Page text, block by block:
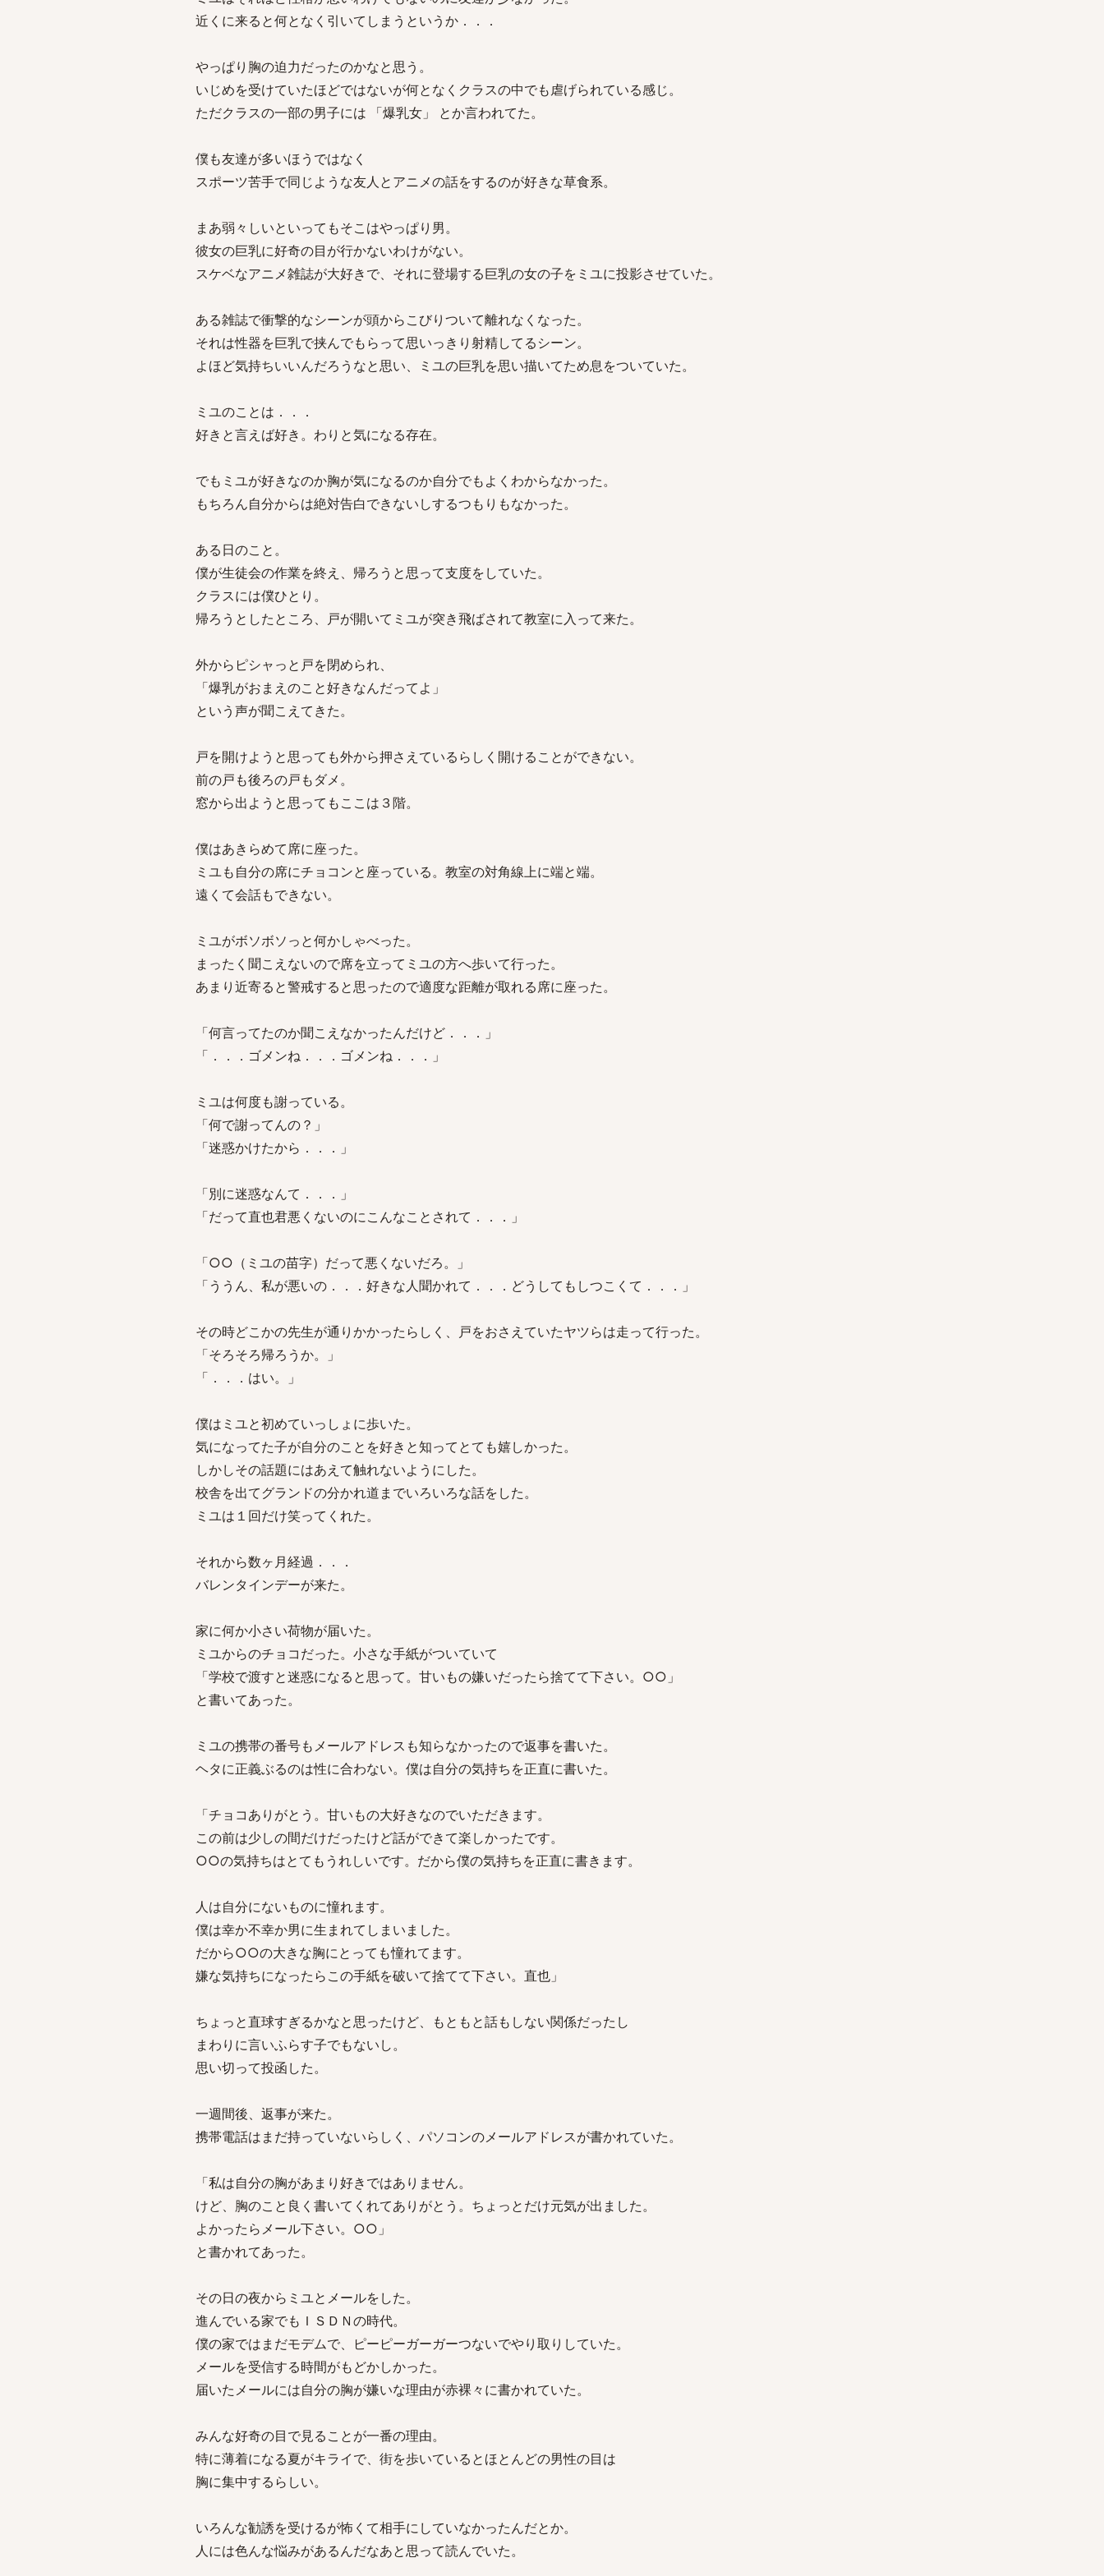
近くに来ると何となく引いてしまうというか．．．
やっぱり胸の迫力だったのかなと思う。
いじめを受けていたほどではないが何となくクラスの中でも虐げられている感じ。
ただクラスの一部の男子には 「爆乳女」 とか言われてた。
僕も友達が多いほうではなく
スポーツ苦手で同じような友人とアニメの話をするのが好きな草食系。
まあ弱々しいといってもそこはやっぱり男。
彼女の巨乳に好奇の目が行かないわけがない。
スケベなアニメ雑誌が大好きで、それに登場する巨乳の女の子をミユに投影させていた。
ある雑誌で衝撃的なシーンが頭からこびりついて離れなくなった。
それは性器を巨乳で挟んでもらって思いっきり射精してるシーン。
よほど気持ちいいんだろうなと思い、ミユの巨乳を思い描いてため息をついていた。
ミユのことは．．．
好きと言えば好き。わりと気になる存在。
でもミユが好きなのか胸が気になるのか自分でもよくわからなかった。
もちろん自分からは絶対告白できないしするつもりもなかった。
ある日のこと。
僕が生徒会の作業を終え、帰ろうと思って支度をしていた。
クラスには僕ひとり。
帰ろうとしたところ、戸が開いてミユが突き飛ばされて教室に入って来た。
外からピシャっと戸を閉められ、
「爆乳がおまえのこと好きなんだってよ」
という声が聞こえてきた。
戸を開けようと思っても外から押さえているらしく開けることができない。
前の戸も後ろの戸もダメ。
窓から出ようと思ってもここは３階。
僕はあきらめて席に座った。
ミユも自分の席にチョコンと座っている。教室の対角線上に端と端。
遠くて会話もできない。
ミユがボソボソっと何かしゃべった。
まったく聞こえないので席を立ってミユの方へ歩いて行った。
あまり近寄ると警戒すると思ったので適度な距離が取れる席に座った。
「何言ってたのか聞こえなかったんだけど．．．」
「．．．ゴメンね．．．ゴメンね．．．」
ミユは何度も謝っている。
「何で謝ってんの？」
「迷惑かけたから．．．」
「別に迷惑なんて．．．」
「だって直也君悪くないのにこんなことされて．．．」
「○○（ミユの苗字）だって悪くないだろ。」
「ううん、私が悪いの．．．好きな人聞かれて．．．どうしてもしつこくて．．．」
その時どこかの先生が通りかかったらしく、戸をおさえていたヤツらは走って行った。
「そろそろ帰ろうか。」
「．．．はい。」
僕はミユと初めていっしょに歩いた。
気になってた子が自分のことを好きと知ってとても嬉しかった。
しかしその話題にはあえて触れないようにした。
校舎を出てグランドの分かれ道までいろいろな話をした。
ミユは１回だけ笑ってくれた。
それから数ヶ月経過．．．
バレンタインデーが来た。
家に何か小さい荷物が届いた。
ミユからのチョコだった。小さな手紙がついていて
「学校で渡すと迷惑になると思って。甘いもの嫌いだったら捨てて下さい。○○」
と書いてあった。
ミユの携帯の番号もメールアドレスも知らなかったので返事を書いた。
ヘタに正義ぶるのは性に合わない。僕は自分の気持ちを正直に書いた。
「チョコありがとう。甘いもの大好きなのでいただきます。
この前は少しの間だけだったけど話ができて楽しかったです。
○○の気持ちはとてもうれしいです。だから僕の気持ちを正直に書きます。
人は自分にないものに憧れます。
僕は幸か不幸か男に生まれてしまいました。
だから○○の大きな胸にとっても憧れてます。
嫌な気持ちになったらこの手紙を破いて捨てて下さい。直也」
ちょっと直球すぎるかなと思ったけど、もともと話もしない関係だったし
まわりに言いふらす子でもないし。
思い切って投函した。
一週間後、返事が来た。
携帯電話はまだ持っていないらしく、パソコンのメールアドレスが書かれていた。
「私は自分の胸があまり好きではありません。
けど、胸のこと良く書いてくれてありがとう。ちょっとだけ元気が出ました。
よかったらメール下さい。○○」
と書かれてあった。
その日の夜からミユとメールをした。
進んでいる家でもＩＳＤＮの時代。
僕の家ではまだモデムで、ピーピーガーガーつないでやり取りしていた。
メールを受信する時間がもどかしかった。
届いたメールには自分の胸が嫌いな理由が赤裸々に書かれていた。
みんな好奇の目で見ることが一番の理由。
特に薄着になる夏がキライで、街を歩いているとほとんどの男性の目は
胸に集中するらしい。
いろんな勧誘を受けるが怖くて相手にしていなかったんだとか。
人には色んな悩みがあるんだなあと思って読んでいた。